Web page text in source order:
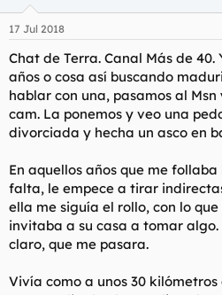
e
:
17 Jul 2018
Chat de Terra. Canal Más de 40.
años o cosa así buscando
hablar con una, pasamos al
cam. La ponemos y veo una
divorciada y hecha un asco en
En aquellos años que me
falta, le empece a tirar
ella me siguía el rollo, con lo
invitaba a su casa a tomar
claro, que me pasara.
Vivía como a unos 30